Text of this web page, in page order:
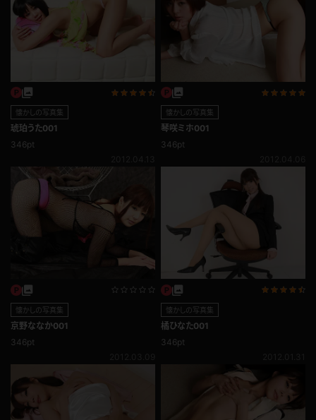
懐かしの写真集
琥珀うた001
346pt
懐かしの写真集
琴咲ミホ001
346pt
懐かしの写真集
京野ななか001
346pt
懐かしの写真集
橘ひなた001
346pt